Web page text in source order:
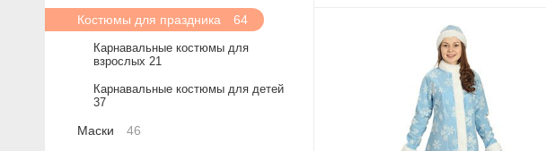
Костюмы для праздника
64
Карнавальные костюмы для
взрослых 21
Карнавальные костюмы для детей
37
Маски
46